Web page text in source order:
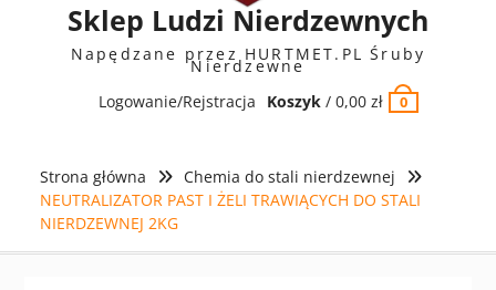
Sklep Ludzi Nierdzewnych
Napędzane przez HURTMET.PL Śruby
Nierdzewne
Logowanie/Rejstracja
Koszyk/ 0,00 zł 0
Strona główna
Chemia do stali nierdzewnej
NEUTRALIZATOR PAST I ŻELI TRAWIĄCYCH DO STALI
NIERDZEWNEJ 2KG